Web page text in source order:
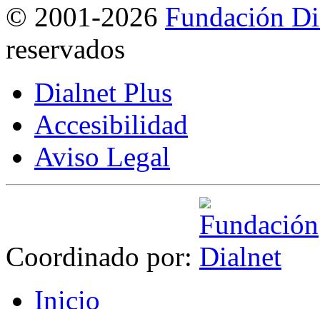
© 2001-2026 Fundación
reservados
Dialnet Plus
Accesibilidad
Aviso Legal
Coordinado por:
Inicio